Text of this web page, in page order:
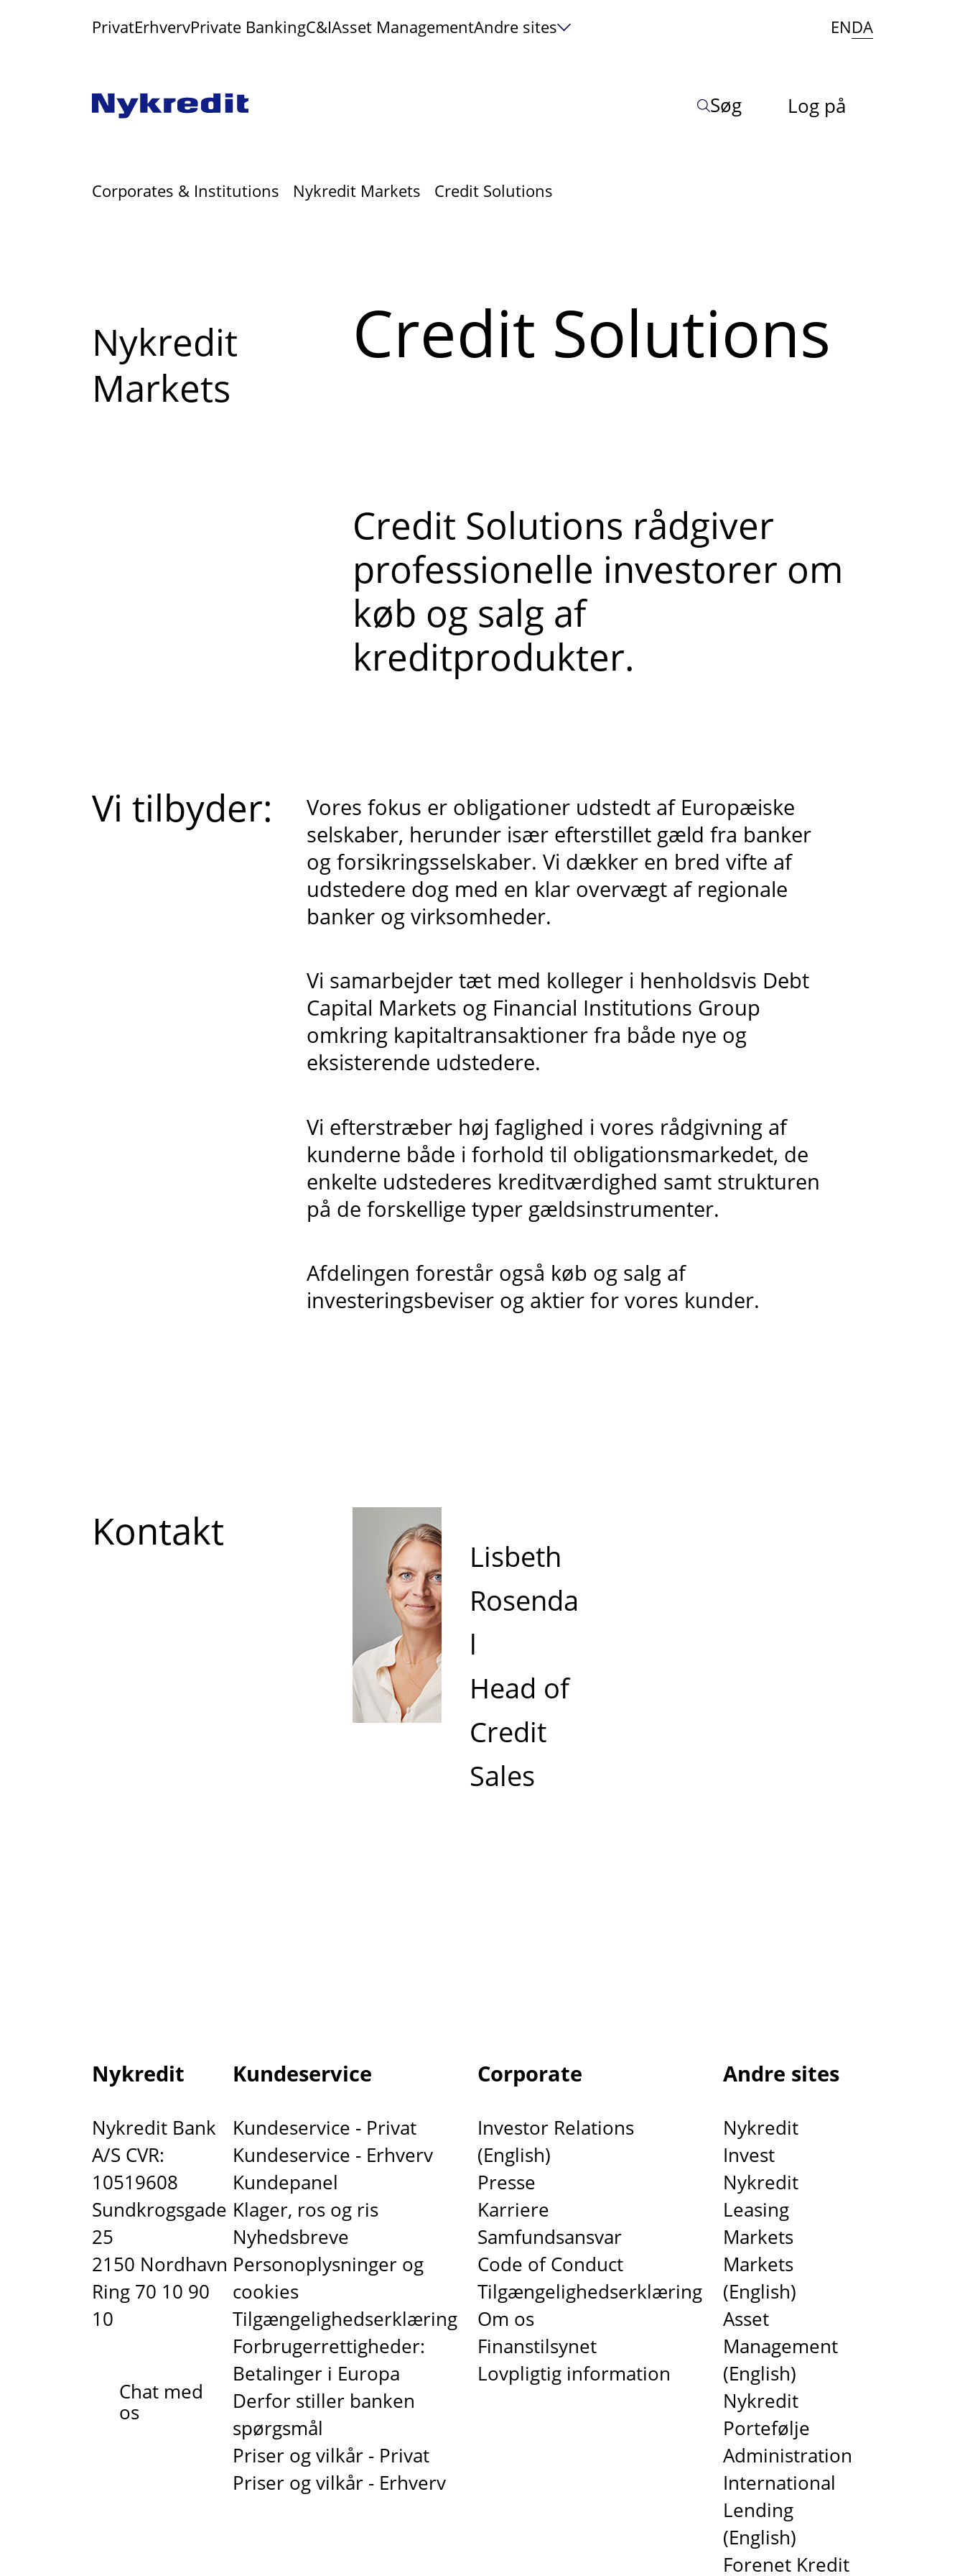
PrivatErhvervPrivate BankingC&IAsset ManagementAndre sites ENDA
Søg Log på
Corporates & Institutions Nykredit Markets Credit Solutions
Read
more
Nykredit
Markets
Credit Solutions
Credit Solutions rådgiver
professionelle investorer om
køb og salg af
kreditprodukter.
Vi tilbyder:
Vores fokus er obligationer udstedt af Europæiske
selskaber, herunder især efterstillet gæld fra banker
og forsikringsselskaber. Vi dækker en bred vifte af
udstedere dog med en klar overvægt af regionale
banker og virksomheder.
Vi samarbejder tæt med kolleger i henholdsvis Debt
Capital Markets og Financial Institutions Group
omkring kapitaltransaktioner fra både nye og
eksisterende udstedere.
Vi efterstræber høj faglighed i vores rådgivning af
kunderne både i forhold til obligationsmarkedet, de
enkelte udstederes kreditværdighed samt strukturen
på de forskellige typer gældsinstrumenter.
Afdelingen forestår også køb og salg af
investeringsbeviser og aktier for vores kunder.
Kontakt
Lisbeth
Rosenda
l
Head of
Credit
Sales
Nykredit
Nykredit Bank
A/S CVR:
10519608
Sundkrogsgade
25
2150 Nordhavn
Ring 70 10 90
10
Chat med
os
Kundeservice
Kundeservice - Privat
Kundeservice - Erhverv
Kundepanel
Klager, ros og ris
Nyhedsbreve
Personoplysninger og
cookies
Tilgængelighedserklæring
Forbrugerrettigheder:
Betalinger i Europa
Derfor stiller banken
spørgsmål
Priser og vilkår - Privat
Priser og vilkår - Erhverv
Corporate
Investor Relations
(English)
Presse
Karriere
Samfundsansvar
Code of Conduct
Tilgængelighedserklæring
Om os
Finanstilsynet
Lovpligtig information
Andre sites
Nykredit
Invest
Nykredit
Leasing
Markets
Markets
(English)
Asset
Management
(English)
Nykredit
Portefølje
Administration
International
Lending
(English)
Forenet Kredit